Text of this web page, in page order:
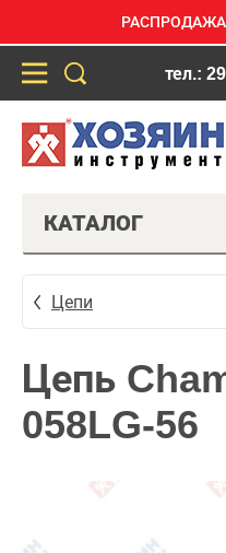
РАСПРОДАЖА
тел.:
КАТАЛОГ
Цепи
Цепь
058LG-56